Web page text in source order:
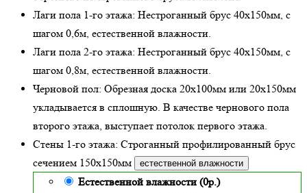
Лаги пола 1-го этажа: Нестроганный брус 40х150мм, с
шагом 0,6м, естественной влажности.
Лаги пола 2-го этажа: Нестроганный брус 40х150мм, с
шагом 0,8м, естественной влажности.
Черновой пол: Обрезная доска 20х100мм или 20х150мм
укладывается в сплошную. В качестве чернового пола
второго этажа, выступает потолок первого этажа.
Стены 1-го этажа: Строганный профилированный брус
сечением 150х150мм
естественной влажности
Естественной влажности (0р.)